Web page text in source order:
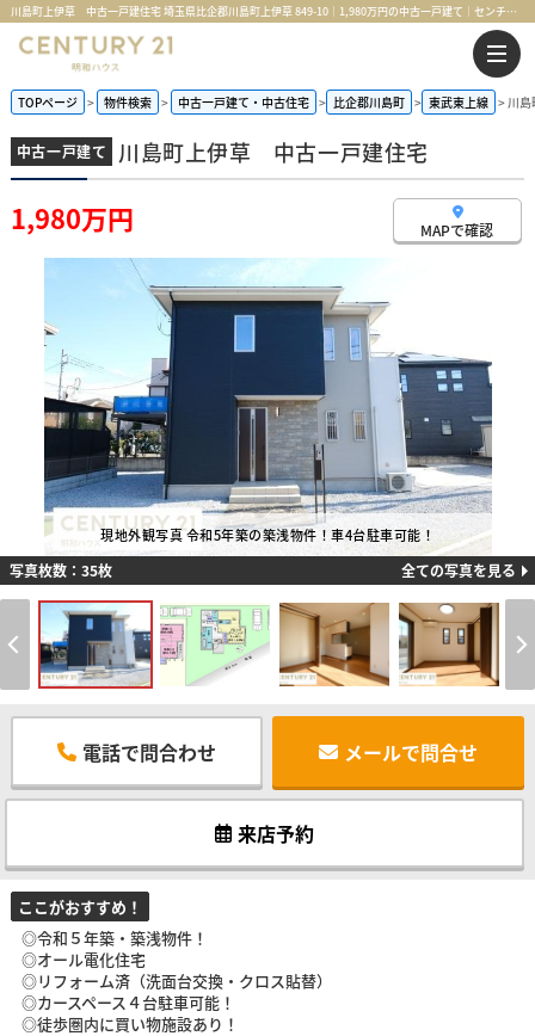
川島町上伊草 中古一戸建住宅 埼玉県比企郡川島町上伊草 849-10｜1,980万円の中古一戸建て｜センチュリー21明和ハウス
TOPページ 物件検索 中古一戸建て・中古住宅 比企郡川島町 東武東上線 川
中古一戸建て 川島町上伊草 中古一戸建住宅
1,980万円 MAPで確認
現地外観写真 令和5年築の築浅物件！車4台駐車可能！
写真枚数：35枚 全ての写真を見る
電話で問合わせ メールで問合せ
来店予約
ここがおすすめ！
◎令和５年築・築浅物件！
◎オール電化住宅
◎リフォーム済（洗面台交換・クロス貼替）
◎カースペース４台駐車可能！
◎徒歩圏内に買い物施設あり！